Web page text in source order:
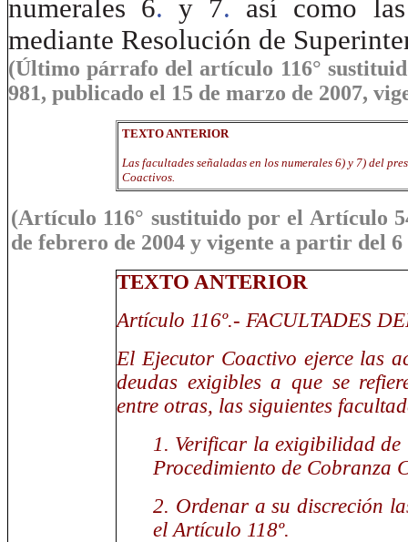
numerales 6.y 7. así como
mediante Resolución de
(Último párrafo del artículo 116°
981, publicado el 15 de marzo de 2007,
TEXTO ANTERIOR
Las facultades señaladas en los numerales 6) y 7) del
Coactivos.
(Artículo 116° sustituido por el Artículo
de febrero de 2004 y vigente a partir del
TEXTO ANTERIOR
Artículo 116º.- FACULTADES
El Ejecutor Coactivo ejerce las
deudas exigibles a que se
entre otras, las siguientes
1. Verificar la exigibilidad
Procedimiento de Cobranza
2. Ordenar a su discreción
el Artículo 118º.